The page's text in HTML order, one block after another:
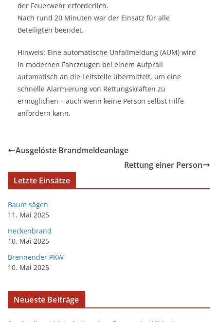
der Feuerwehr erforderlich.
Nach rund 20 Minuten war der Einsatz für alle
Beteiligten beendet.
Hinweis: Eine automatische Unfallmeldung (AUM) wird
in modernen Fahrzeugen bei einem Aufprall
automatisch an die Leitstelle übermittelt, um eine
schnelle Alarmierung von Rettungskräften zu
ermöglichen – auch wenn keine Person selbst Hilfe
anfordern kann.
Ausgelöste Brandmeldeanlage
Rettung einer Person
Letzte Einsätze
Baum sägen
11. Mai 2025
Heckenbrand
10. Mai 2025
Brennender PKW
10. Mai 2025
Neueste Beiträge